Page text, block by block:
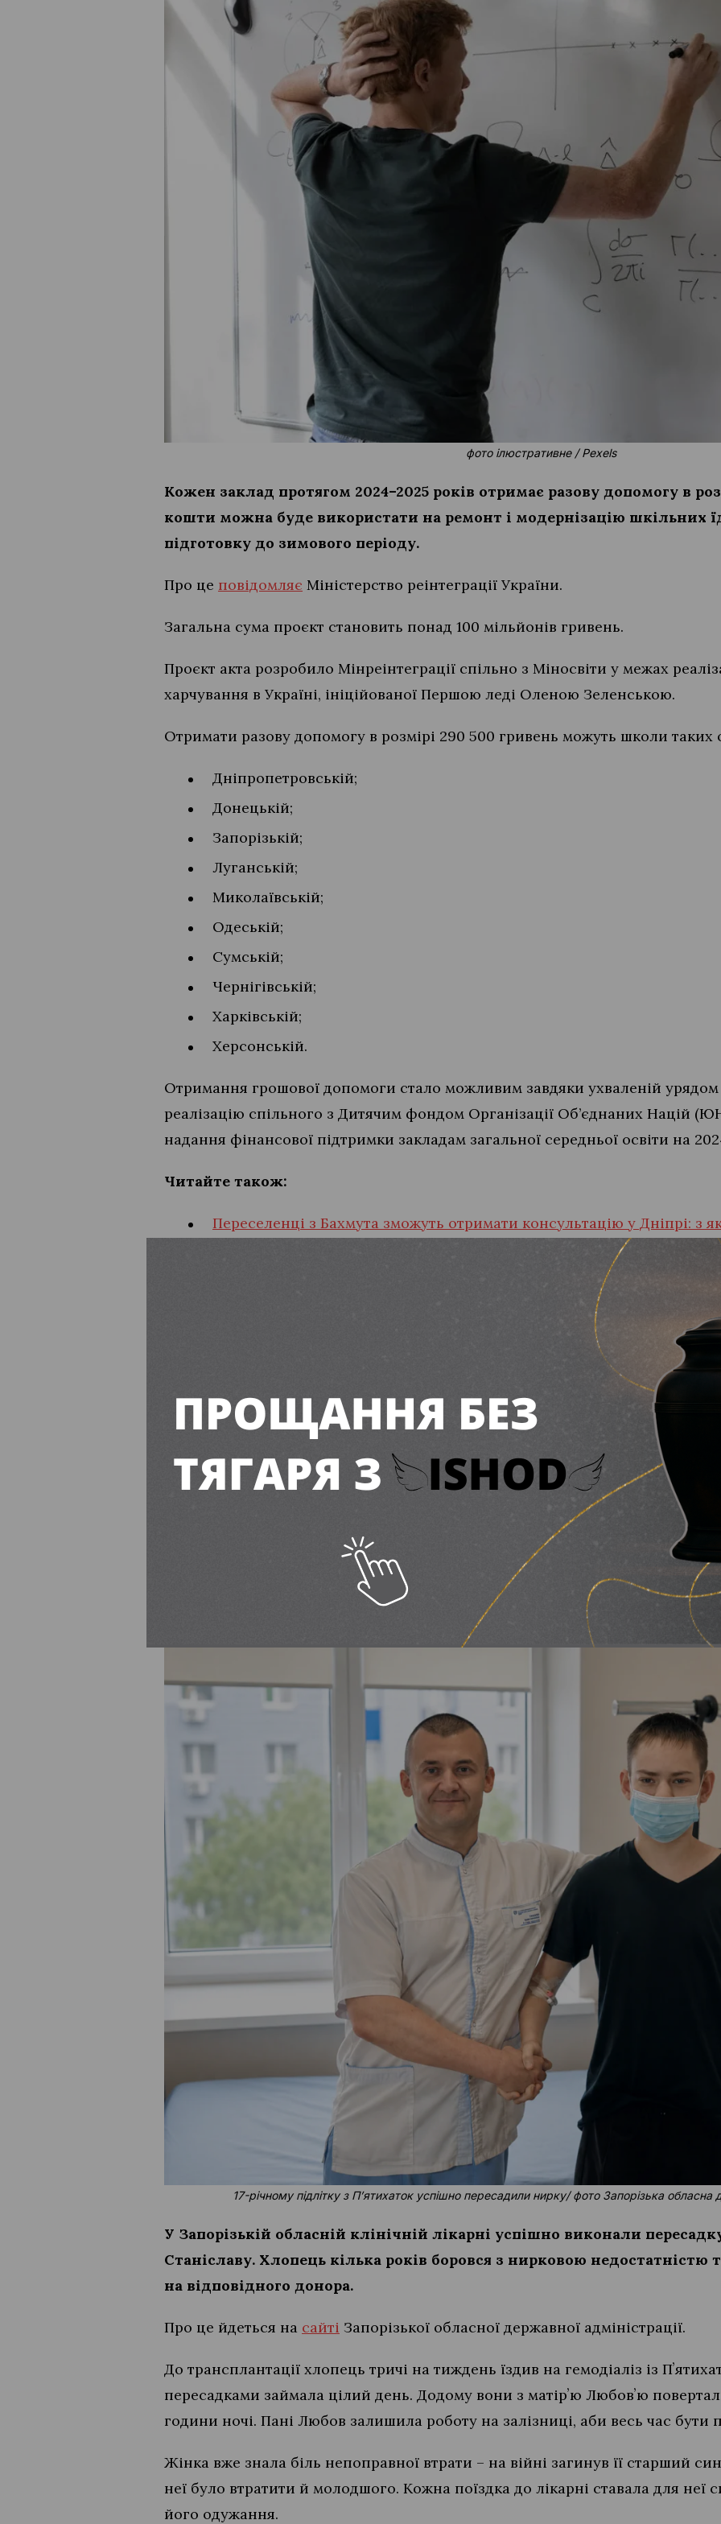
фото ілюстративне / Pexels
Кожен заклад протягом 2024–2025 років отримає разову допомогу в
кошти можна буде використати на ремонт і модернізацію шкільних
підготовку до зимового періоду.
Про це повідомляє Міністерство реінтеграції України.
Загальна сума проєкт становить понад 100 мільйонів гривень.
Проєкт акта розробило Мінреінтеграції спільно з Міносвіти у межах
харчування в Україні, ініційованої Першою леді Оленою Зеленською.
Отримати разову допомогу в розмірі 290 500 гривень можуть школи таких
Дніпропетровській;
Донецькій;
Запорізькій;
Луганській;
Миколаївській;
Одеській;
Сумській;
Чернігівській;
Харківській;
Херсонській.
Отримання грошової допомоги стало можливим завдяки ухваленій урядом
реалізацію спільного з Дитячим фондом Організації Об’єднаних Націй
надання фінансової підтримки закладам загальної середньої освіти на
Читайте також:
Переселенці з Бахмута зможуть отримати консультацію у Дніпрі: з
У 2025 році відмінять ДПА для учнів 4-х, 9-х та 11-х класів
Дніпропетровська область
17-річному підлітку з Пʼятихаток
пересадили нирку
16:00, 7 Серпня 2026
17-річному підлітку з Пʼятихаток успішно пересадили нирку/ фото Запорізька обласна
У Запорізькій обласній клінічній лікарні успішно виконали
Станіславу. Хлопець кілька років боровся з нирковою недостатністю
на відповідного донора.
Про це йдеться на сайті Запорізької обласної державної адміністрації.
До трансплантації хлопець тричі на тиждень їздив на гемодіаліз із
пересадками займала цілий день. Додому вони з матірʼю Любовʼю
години ночі. Пані Любов залишила роботу на залізниці, аби весь час бути
Жінка вже знала біль непоправної втрати – на війні загинув її старший
неї було втратити й молодшого. Кожна поїздка до лікарні ставала для неї
його одужання.